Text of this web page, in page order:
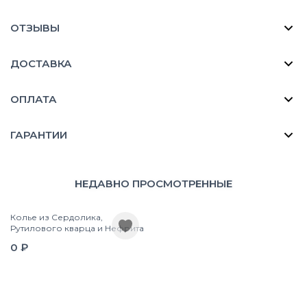
ОТЗЫВЫ
ДОСТАВКА
ОПЛАТА
ГАРАНТИИ
НЕДАВНО ПРОСМОТРЕННЫЕ
Колье из Сердолика,
Рутилового кварца и Нефрита
0 ₽